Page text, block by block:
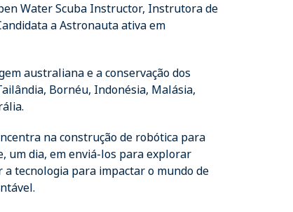
Water Scuba Instructor, Instrutora de
a Astronauta ativa em
australiana e a conservação dos
Bornéu, Indonésia, Malásia,
na construção de robótica para
um dia, em enviá-los para explorar
tecnologia para impactar o mundo de